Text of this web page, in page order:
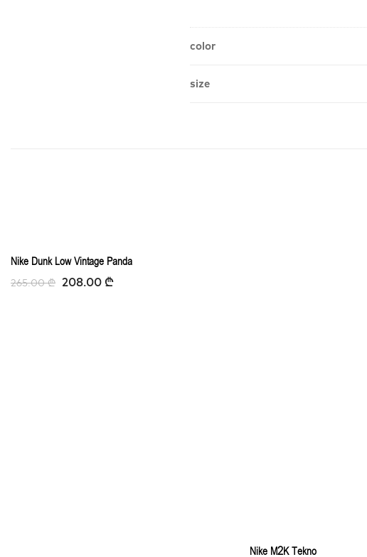
color
size
Nike Dunk Low Vintage Panda
265.00₾ 208.00 ₾
Nike M2K Tekno